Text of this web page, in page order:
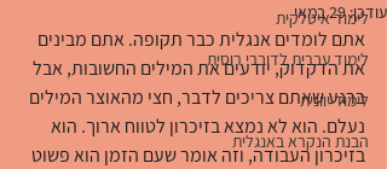
לימוד איטלקית
לימוד עברית לדוברי רוסית
לימוד יוונית
הבנת הנקרא באנגלית
עודכן:29 במאי
אתם לומדים אנגלית כבר תקופה. אתם מבינים
את הדקדוק, יודעים את המילים החשובות, אבל
ברגע שאתם צריכים לדבר, חצי מהאוצר המילים
נעלם. הוא לא נמצא בזיכרון לטווח ארוך. הוא
בזיכרון העבודה, וזה אומר שעם הזמן הוא פשוט